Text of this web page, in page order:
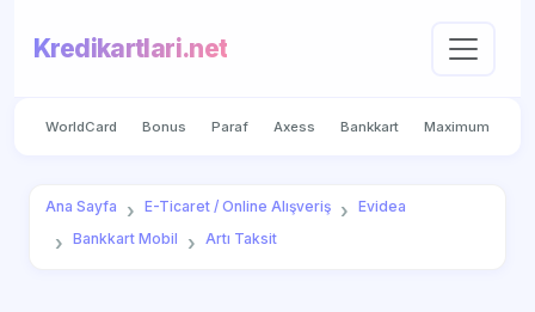
Kredikartlari.net
WorldCard Bonus Paraf Axess Bankkart Maximum
Ana Sayfa E-Ticaret / Online Alışveriş
Evidea
Bankkart Mobil
Artı Taksit